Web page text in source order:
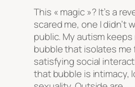
This « magic »? It’s a
scared me, one I didn’t
public. My autism keeps
bubble that isolates me
satisfying social
that bubble is intimacy,